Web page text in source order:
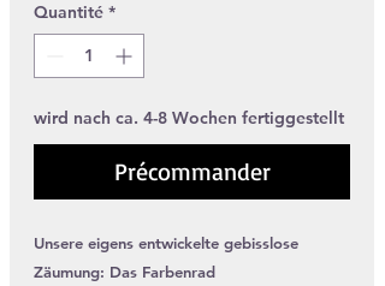
Quantité *
wird nach ca. 4-8 Wochen fertiggestellt
Précommander
Unsere eigens entwickelte gebisslose
Zäumung: Das Farbenrad